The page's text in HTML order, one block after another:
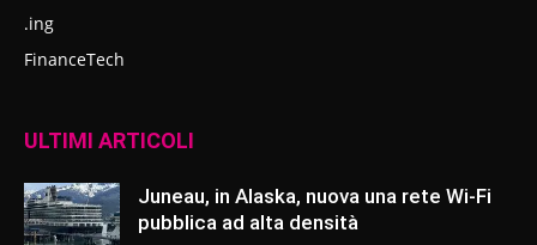
.ing
FinanceTech
ULTIMI ARTICOLI
Juneau, in Alaska, nuova una rete Wi-Fi
pubblica ad alta densità